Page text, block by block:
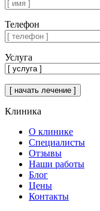
Телефон
Услуга
Клиника
О клинике
Специалисты
Отзывы
Наши работы
Блог
Цены
Контакты